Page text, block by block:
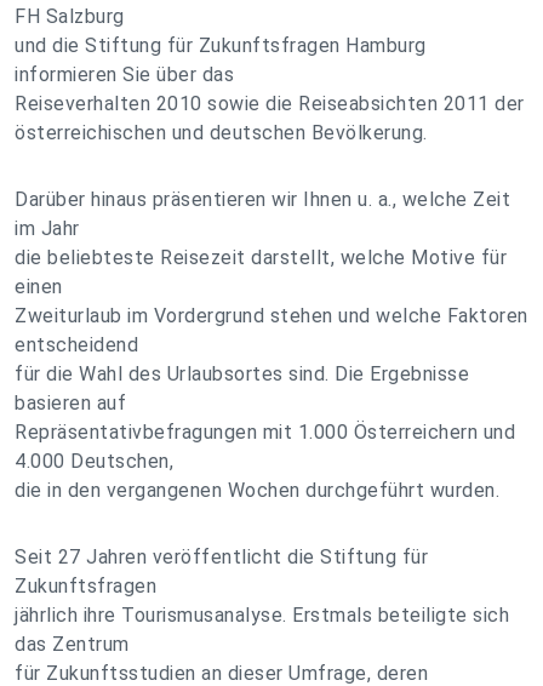
FH Salzburg
und die Stiftung für Zukunftsfragen Hamburg
informieren Sie über das
Reiseverhalten 2010 sowie die Reiseabsichten 2011 der
österreichischen und deutschen Bevölkerung.
Darüber hinaus präsentieren wir Ihnen u. a., welche Zeit
im Jahr
die beliebteste Reisezeit darstellt, welche Motive für
einen
Zweiturlaub im Vordergrund stehen und welche Faktoren
entscheidend
für die Wahl des Urlaubsortes sind. Die Ergebnisse
basieren auf
Repräsentativbefragungen mit 1.000 Österreichern und
4.000 Deutschen,
die in den vergangenen Wochen durchgeführt wurden.
Seit 27 Jahren veröffentlicht die Stiftung für
Zukunftsfragen
jährlich ihre Tourismusanalyse. Erstmals beteiligte sich
das Zentrum
für Zukunftsstudien an dieser Umfrage, deren